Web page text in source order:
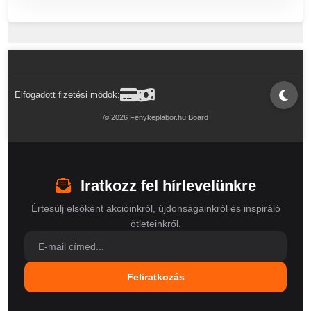
Elfogadott fizetési módok:
© 2026 Fenykeplabor.hu Board
Iratkozz fel hírlevelünkre
Értesülj elsőként akcióinkról, újdonságainkról és inspiráló
ötleteinkről.
Feliratkozás